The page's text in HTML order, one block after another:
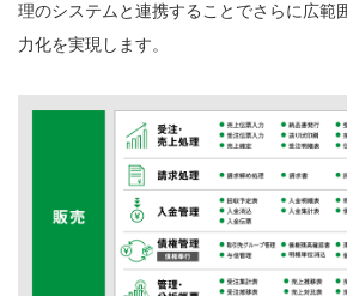
理のシステムと連携することでさらに広範
力化を実現します。